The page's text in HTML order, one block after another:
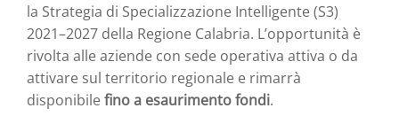
la Strategia di Specializzazione Intelligente (S3)
2021–2027 della Regione Calabria. L’opportunità è
rivolta alle aziende con sede operativa attiva o da
attivare sul territorio regionale e rimarrà
disponibilefino a esaurimento fondi.